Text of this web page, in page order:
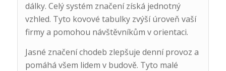
dálky. Celý systém značení získá jednotný
vzhled. Tyto kovové tabulky zvýší úroveň vaší
firmy a pomohou návštěvníkům v orientaci.
Jasné značení chodeb zlepšuje denní provoz a
pomáhá všem lidem v budově. Tyto malé